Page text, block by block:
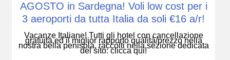
AGOSTO in Sardegna! Voli low cost per i
3 aeroporti da tutta Italia da soli €16 a/r!
Vacanze Italiane! Tutti gli hotel con cancellazione
gratuita ed il miglior rapporto qualità/prezzo nella
nostra bella penisola, raccolti nella sezione dedicata
del sito: clicca qui!